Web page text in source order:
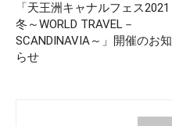
「天王洲キャナルフェス2021
冬～WORLD TRAVEL－
SCANDINAVIA～」開催のお知
らせ